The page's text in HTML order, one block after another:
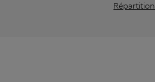
Répartition